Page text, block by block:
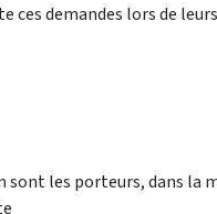
ces demandes lors de
sont les porteurs, dans la